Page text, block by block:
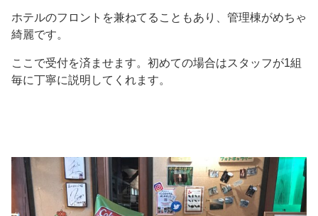
ホテルのフロントを兼ねてることもあり、管理棟がめちゃ
綺麗です。
ここで受付を済ませます。初めての場合はスタッフが1組
毎に丁寧に説明してくれます。